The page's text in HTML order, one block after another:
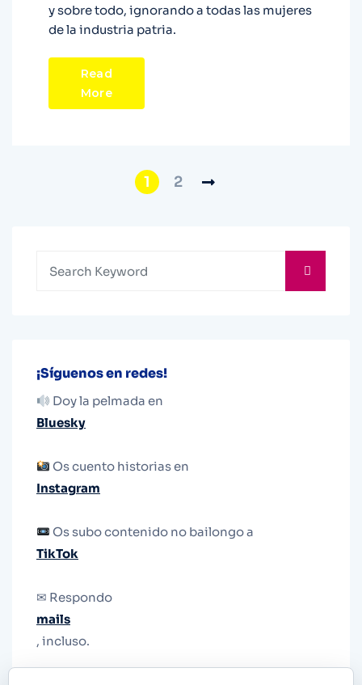
y sobre todo, ignorando a todas las mujeres
de la industria patria.
Read
More
1 2
¡Síguenos en redes!
Doy la pelmada en
Bluesky
Os cuento historias en
Instagram
Os subo contenido no bailongo a
TikTok
✉ Respondo
mails
, incluso.